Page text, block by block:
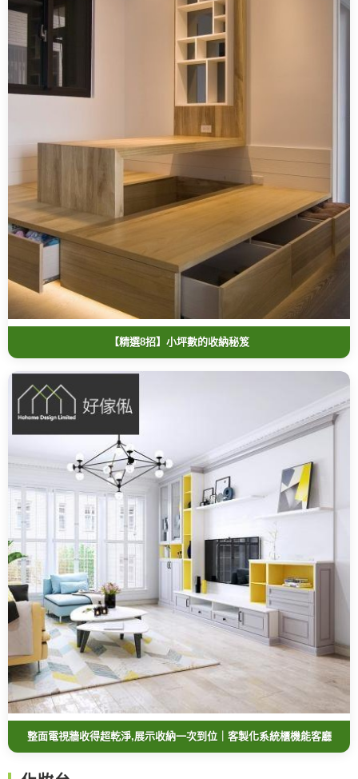
【精選8招】小坪數的收納秘笈
整面電視牆收得超乾淨,展示收納一次到位｜客製化系統櫃機能客廳